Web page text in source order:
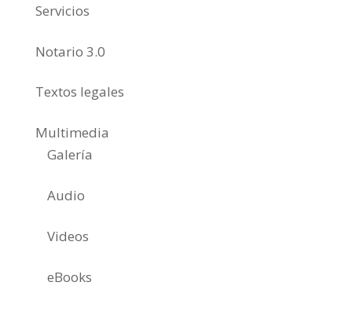
Servicios
Notario 3.0
Textos legales
Multimedia
Galería
Audio
Videos
eBooks